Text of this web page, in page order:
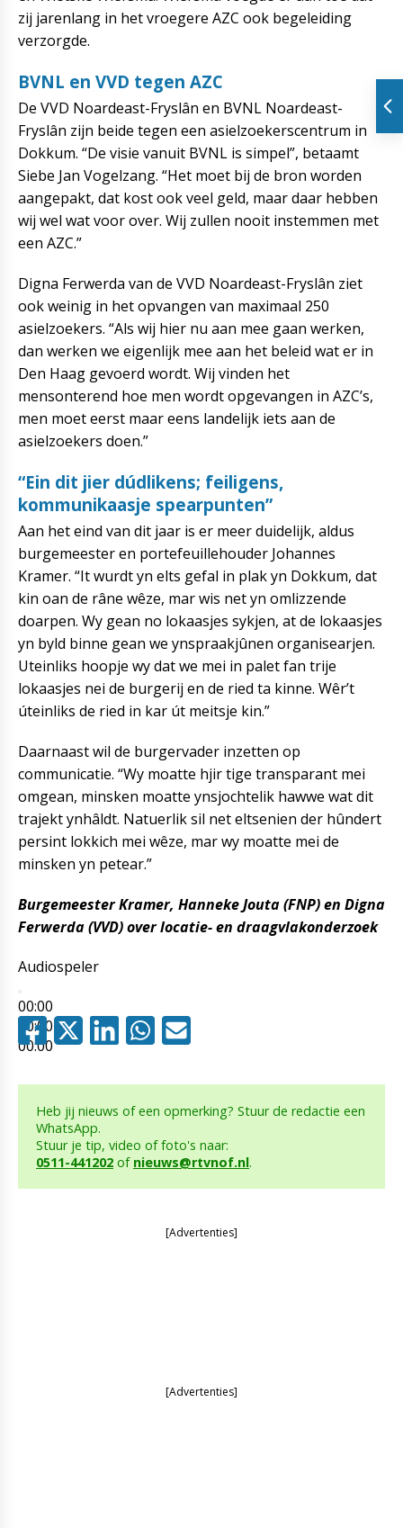
zij jarenlang in het vroegere AZC ook begeleiding
verzorgde.
BVNL en VVD tegen AZC
De VVD Noardeast-Fryslân en BVNL Noardeast-
Fryslân zijn beide tegen een asielzoekerscentrum in
Dokkum. “De visie vanuit BVNL is simpel”, betaamt
Siebe Jan Vogelzang. “Het moet bij de bron worden
aangepakt, dat kost ook veel geld, maar daar hebben
wij wel wat voor over. Wij zullen nooit instemmen met
een AZC.”
Digna Ferwerda van de VVD Noardeast-Fryslân ziet
ook weinig in het opvangen van maximaal 250
asielzoekers. “Als wij hier nu aan mee gaan werken,
dan werken we eigenlijk mee aan het beleid wat er in
Den Haag gevoerd wordt. Wij vinden het
mensonterend hoe men wordt opgevangen in AZC’s,
men moet eerst maar eens landelijk iets aan de
asielzoekers doen.”
“Ein dit jier dúdlikens; feiligens,
kommunikaasje spearpunten”
Aan het eind van dit jaar is er meer duidelijk, aldus
burgemeester en portefeuillehouder Johannes
Kramer. “It wurdt yn elts gefal in plak yn Dokkum, dat
kin oan de râne wêze, mar wis net yn omlizzende
doarpen. Wy gean no lokaasjes sykjen, at de lokaasjes
yn byld binne gean we ynspraakjûnen organisearjen.
Uteinliks hoopje wy dat we mei in palet fan trije
lokaasjes nei de burgerij en de ried ta kinne. Wêr’t
úteinliks de ried in kar út meitsje kin.”
Daarnaast wil de burgervader inzetten op
communicatie. “Wy moatte hjir tige transparant mei
omgean, minsken moatte ynsjochtelik hawwe wat dit
trajekt ynhâldt. Natuerlik sil net eltsenien der hûndert
persint lokkich mei wêze, mar wy moatte mei de
minsken yn petear.”
Burgemeester Kramer, Hanneke Jouta (FNP) en Digna
Ferwerda (VVD) over locatie- en draagvlakonderzoek
Audiospeler
00:00
00:00
00:00
Heb jij nieuws of een opmerking? Stuur de redactie een
WhatsApp.
Stuur je tip, video of foto's naar:
0511-441202 of nieuws@rtvnof.nl.
[Advertenties]
[Advertenties]